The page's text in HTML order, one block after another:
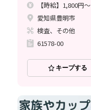
【時給】1,800円～
愛知県豊明市
検査、その他
61578-00
キープする